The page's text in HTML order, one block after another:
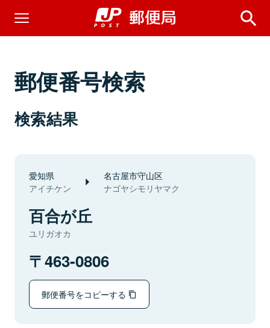
郵便番号検索
検索結果
愛知県
アイチケン
名古屋市守山区
ナゴヤシモリヤマク
百合が丘
ユリガオカ
463-0806
郵便番号をコピーする